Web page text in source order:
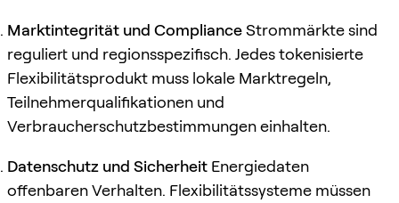
Marktintegrität und ComplianceStrommärkte sind
reguliert und regionsspezifisch. Jedes tokenisierte
Flexibilitätsprodukt muss lokale Marktregeln,
Teilnehmerqualifikationen und
Verbraucherschutzbestimmungen einhalten.
Datenschutz und Sicherheit Energiedaten
offenbaren Verhalten. Flexibilitätssysteme müssen